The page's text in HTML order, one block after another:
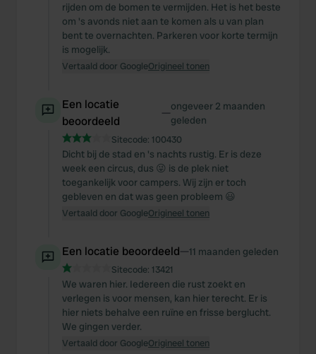
rijden om de bomen te vermijden. Het is het beste
om 's avonds niet aan te komen als u van plan
bent te overnachten. Parkeren voor korte termijn
is mogelijk.
Vertaald door GoogleOrigineel tonen
Een locatie
beoordeeld
—ongeveer 2 maanden
geleden
Sitecode: 100430
Dicht bij de stad en 's nachts rustig. Er is deze
week een circus, dus 😜 is de plek niet
toegankelijk voor campers. Wij zijn er toch
gebleven en dat was geen probleem 😃
Vertaald door GoogleOrigineel tonen
Een locatie beoordeeld—11 maanden geleden
Sitecode: 13421
We waren hier. Iedereen die rust zoekt en
verlegen is voor mensen, kan hier terecht. Er is
hier niets behalve een ruïne en frisse berglucht.
We gingen verder.
Vertaald door GoogleOrigineel tonen